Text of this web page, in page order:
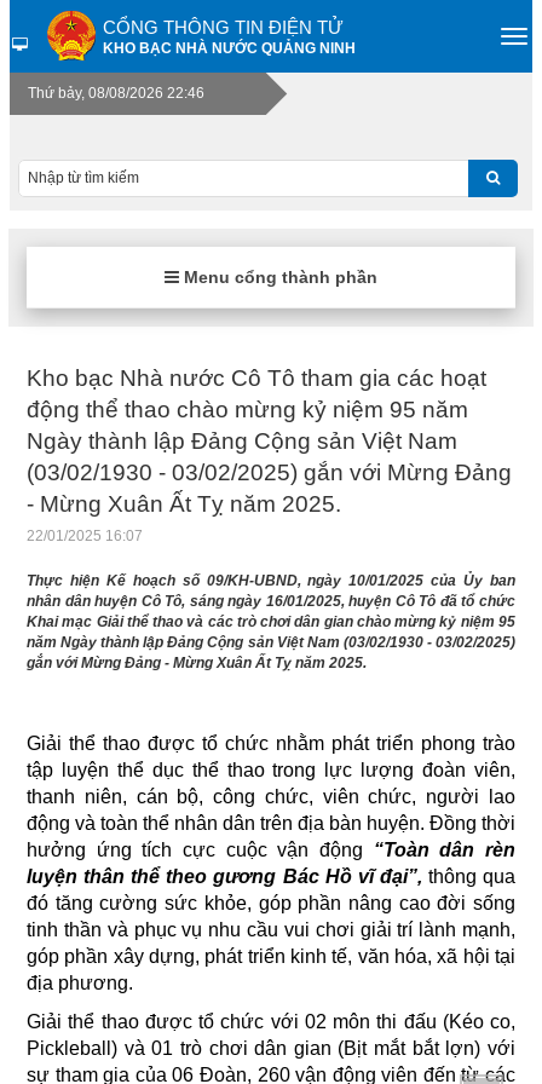
CỔNG THÔNG TIN ĐIỆN TỬ
KHO BẠC NHÀ NƯỚC QUẢNG NINH
Thứ bảy, 08/08/2026 22:46
Menu cổng thành phần
Kho bạc Nhà nước Cô Tô tham gia các hoạt
động thể thao chào mừng kỷ niệm 95 năm
Ngày thành lập Đảng Cộng sản Việt Nam
(03/02/1930 - 03/02/2025) gắn với Mừng Đảng
- Mừng Xuân Ất Tỵ năm 2025.
22/01/2025 16:07
Thực hiện Kế hoạch số 09/KH-UBND, ngày 10/01/2025 của Ủy ban
nhân dân huyện Cô Tô, sáng ngày 16/01/2025, huyện Cô Tô đã tổ chức
Khai mạc Giải thể thao và các trò chơi dân gian chào mừng kỷ niệm 95
năm Ngày thành lập Đảng Cộng sản Việt Nam (03/02/1930 - 03/02/2025)
gắn với Mừng Đảng - Mừng Xuân Ất Tỵ năm 2025.
Giải thể thao được tổ chức nhằm phát triển phong trào
tập luyện thể dục thể thao trong lực lượng đoàn viên,
thanh niên, cán bộ, công chức, viên chức, người lao
động và toàn thể nhân dân trên địa bàn huyện. Đồng thời
hưởng ứng tích cực cuộc vận động “Toàn dân rèn
luyện thân thể theo gương Bác Hồ vĩ đại”, thông qua
đó tăng cường sức khỏe, góp phần nâng cao đời sống
tinh thần và phục vụ nhu cầu vui chơi giải trí lành mạnh,
góp phần xây dựng, phát triển kinh tế, văn hóa, xã hội tại
địa phương.
Giải thể thao được tổ chức với 02 môn thi đấu (Kéo co,
Pickleball) và 01 trò chơi dân gian (Bịt mắt bắt lợn) với
sự tham gia của 06 Đoàn, 260 vận động viên đến từ các